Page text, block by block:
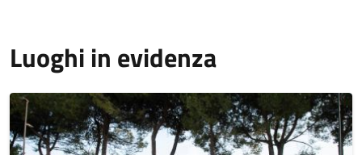
Luoghi in evidenza